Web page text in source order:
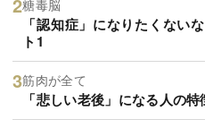
糖毒脳
「認知症」になりたくない
ト1
筋肉が全て
「悲しい老後」になる人の